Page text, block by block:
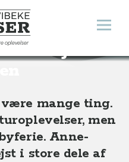
Rejser
oplevelser
Åbn
din rejse i
mange ting.
men
Anne-
i store dele af